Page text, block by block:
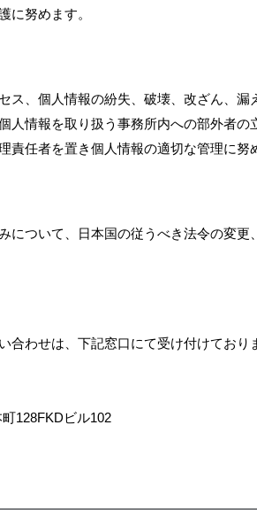
に努めます。
ス、個人情報の紛失、破壊、改ざん、
人情報を取り扱う事務所内への部外者
責任者を置き個人情報の適切な管理に努
について、日本国の従うべき法令の変
合わせは、下記窓口にて受け付けており
128FKDビル102